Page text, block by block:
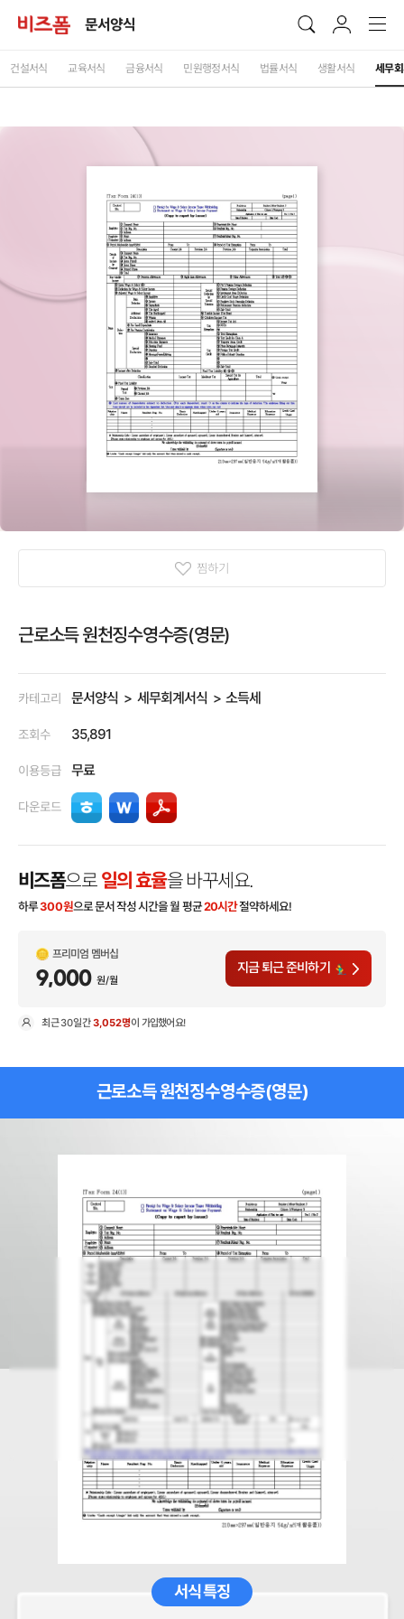
문서양식
건설서식 교육서식 금융서식 민원행정서식 법률서식 생활서식 세무
찜하기
근로소득 원천징수영수증(영문)
카테고리 문서양식 세무회계서식 소득세
조회수 35,891
이용등급 무료
다운로드
비즈폼으로 일의 효율을 바꾸세요.
하루300원으로 문서 작성 시간을 월 평균20시간절약하세요!
프리미엄 멤버십
9,000 원/월
지금 퇴근 준비하기
최근30일간3,052명이 가입했어요!
근로소득 원천징수영수증(영문)
서식 특징